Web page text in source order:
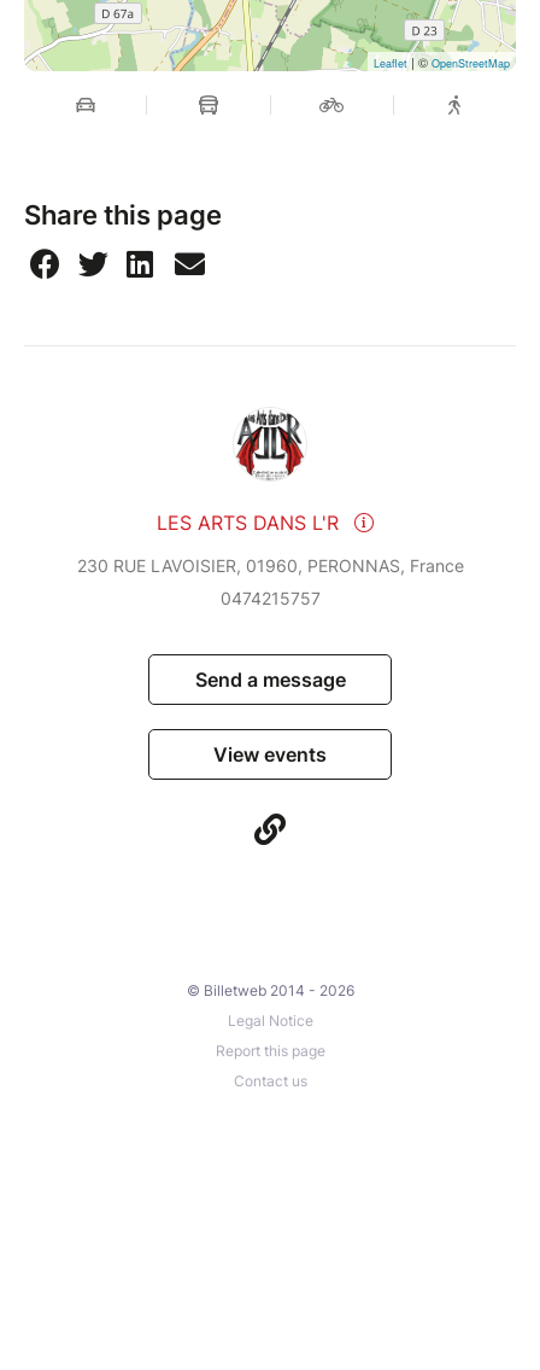
Leaflet| © OpenStreetMap
Share this page
LES ARTS DANS L'R
230 RUE LAVOISIER, 01960, PERONNAS, France
0474215757
Send a message
View events
© Billetweb 2014 - 2026
Legal Notice
Report this page
Contact us